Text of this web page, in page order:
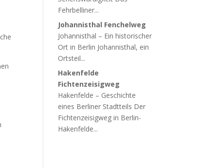
Fehrbelliner...
Johannisthal Fenchelweg
Johannisthal – Ein historischer
Ort in Berlin Johannisthal, ein
Ortsteil...
Hakenfelde
Fichtenzeisigweg
Hakenfelde – Geschichte
eines Berliner Stadtteils Der
Fichtenzeisigweg in Berlin-
Hakenfelde...